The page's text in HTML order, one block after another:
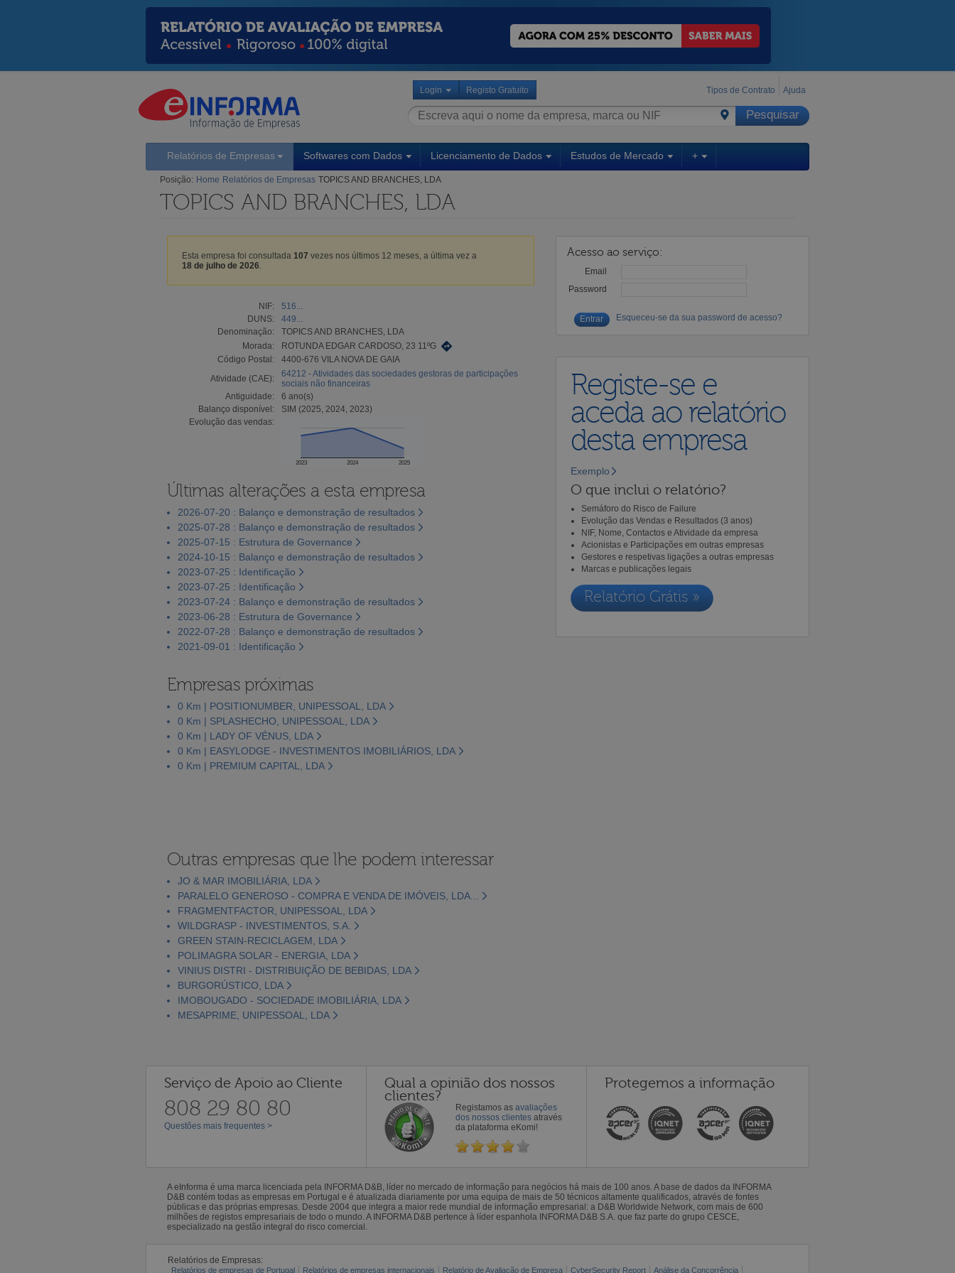
Login Registo Gratuito Tipos de Contrato Ajuda
Relatórios de Empresas Softwares com Dados Licenciamento de Dados Estudos de Mercado +
Posição: Home Relatórios de Empresas TOPICS AND BRANCHES, LDA
TOPICS AND BRANCHES, LDA
Esta empresa foi consultada 107 vezes nos últimos 12 meses, a última vez a
18 de julho de 2026
NIF:
516...
DUNS:
449...
Denominação:
TOPICS AND BRANCHES, LDA
Morada:
ROTUNDA EDGAR CARDOSO, 23 11ºG
Código Postal:
4400-676 VILA NOVA DE GAIA
Atividade (CAE):
64212 - Atividades das sociedades gestoras de participações
sociais não financeiras
Antiguidade:
6 ano(s)
Balanço disponível:
SIM (2025, 2024, 2023)
Evolução das vendas:
2023 2024 2025
Últimas alterações a esta empresa
2026-07-20 : Balanço e demonstração de resultados
2025-07-28 : Balanço e demonstração de resultados
2025-07-15 : Estrutura de Governance
2024-10-15 : Balanço e demonstração de resultados
2023-07-25 : Identificação
2023-07-25 : Identificação
2023-07-24 : Balanço e demonstração de resultados
2023-06-28 : Estrutura de Governance
2022-07-28 : Balanço e demonstração de resultados
2021-09-01 : Identificação
Empresas próximas
0 Km | POSITIONUMBER, UNIPESSOAL, LDA
0 Km | SPLASHECHO, UNIPESSOAL, LDA
0 Km | LADY OF VÉNUS, LDA
0 Km | EASYLODGE - INVESTIMENTOS IMOBILIÁRIOS, LDA
0 Km | PREMIUM CAPITAL, LDA
Acesso ao serviço:
Email
Password
Esqueceu-se da sua password de acesso?
Registe-se e
aceda ao relatório
desta empresa
Exemplo
O que inclui o relatório?
Semáforo do Risco de Failure
Evolução das Vendas e Resultados (3 anos)
NIF, Nome, Contactos e Atividade da empresa
Acionistas e Participações em outras empresas
Gestores e respetivas ligações a outras empresas
Marcas e publicações legais
Relatório Grátis »
Outras empresas que lhe podem interessar
JO & MAR IMOBILIÁRIA, LDA
PARALELO GENEROSO - COMPRA E VENDA DE IMÓVEIS, LDA...
FRAGMENTFACTOR, UNIPESSOAL, LDA
WILDGRASP - INVESTIMENTOS, S.A.
GREEN STAIN-RECICLAGEM, LDA
POLIMAGRA SOLAR - ENERGIA, LDA
VINIUS DISTRI - DISTRIBUIÇÃO DE BEBIDAS, LDA
BURGORÚSTICO, LDA
IMOBOUGADO - SOCIEDADE IMOBILIÁRIA, LDA
MESAPRIME, UNIPESSOAL, LDA
Serviço de Apoio ao Cliente
808 29 80 80
Questões mais frequentes >
Qual a opinião dos nossos
clientes?
Registamos as avaliações
dos nossos clientes através
da plataforma eKomi!
Protegemos a informação
A eInforma é uma marca licenciada pela INFORMA D&B, líder no mercado de informação para negócios há mais de 100 anos. A base de dados da INFORMA
D&B contém todas as empresas em Portugal e é atualizada diariamente por uma equipa de mais de 50 técnicos altamente qualificados, através de fontes
públicas e das próprias empresas. Desde 2004 que integra a maior rede mundial de informação empresarial: a D&B Worldwide Network, com mais de 600
milhões de registos empresariais de todo o mundo. A INFORMA D&B pertence à líder espanhola INFORMA D&B S.A. que faz parte do grupo CESCE,
especializado na gestão integral do risco comercial.
Relatórios de Empresas:
Relatórios de empresas de Portugal Relatórios de empresas internacionais Relatório de Avaliação de Empresa CyberSecurity Report Análise da Concorrência